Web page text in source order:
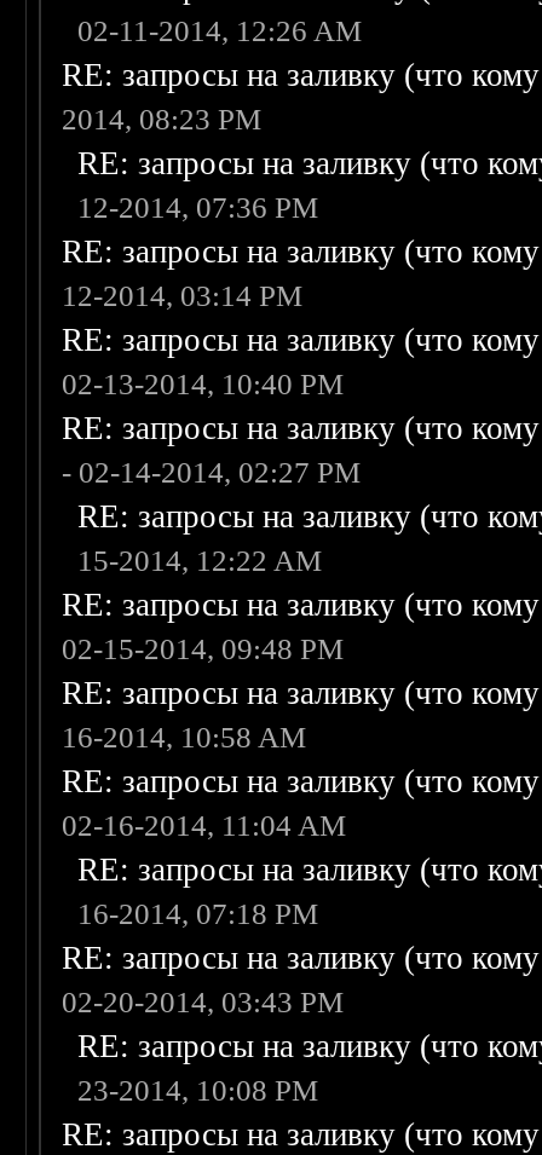
02-11-2014, 12:26 AM
RE: запросы на заливку (что
2014, 08:23 PM
RE: запросы на заливку (что
12-2014, 07:36 PM
RE: запросы на заливку (что
12-2014, 03:14 PM
RE: запросы на заливку (что
02-13-2014, 10:40 PM
RE: запросы на заливку (что
- 02-14-2014, 02:27 PM
RE: запросы на заливку (что
15-2014, 12:22 AM
RE: запросы на заливку (что
02-15-2014, 09:48 PM
RE: запросы на заливку (что
16-2014, 10:58 AM
RE: запросы на заливку (что
02-16-2014, 11:04 AM
RE: запросы на заливку (что
16-2014, 07:18 PM
RE: запросы на заливку (что
02-20-2014, 03:43 PM
RE: запросы на заливку (что
23-2014, 10:08 PM
RE: запросы на заливку (что